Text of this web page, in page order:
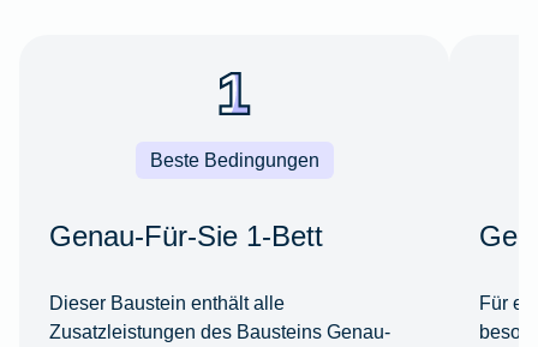
Beste Bedingungen
Genau-Für-Sie 1-Bett
Dieser Baustein enthält alle
Zusatzleistungen des Bausteins Genau-
Für